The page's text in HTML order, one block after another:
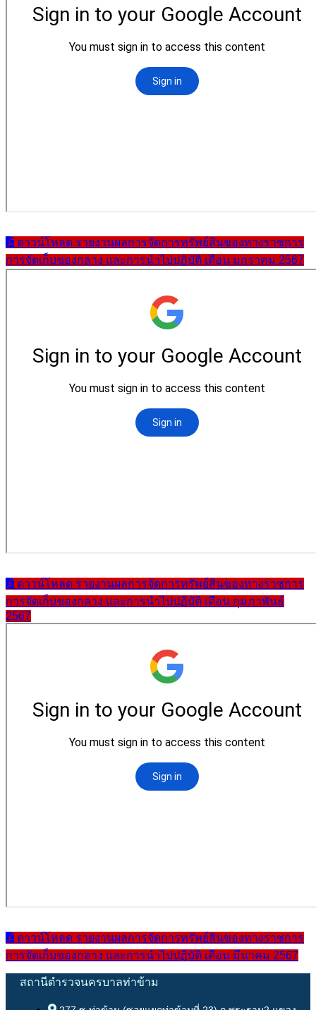
ดาวน์โหลด รายงานผลการจัดการทรัพย์สินของทางราชการ
การจัดเก็บของกลาง และการนำไปปฏิบัติ เดือน มกราคม 2567
ดาวน์โหลด รายงานผลการจัดการทรัพย์สินของทางราชการ
การจัดเก็บของกลาง และการนำไปปฏิบัติ เดือน กุมภาพันธ์
2567
ดาวน์โหลด รายงานผลการจัดการทรัพย์สินของทางราชการ
การจัดเก็บของกลาง และการนำไปปฏิบัติ เดือน มีนาคม 2567
สถานีตำรวจนครบาลท่าข้าม